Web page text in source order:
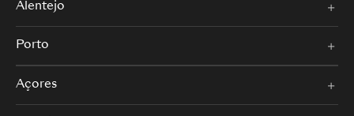
Alentejo
Porto
Açores